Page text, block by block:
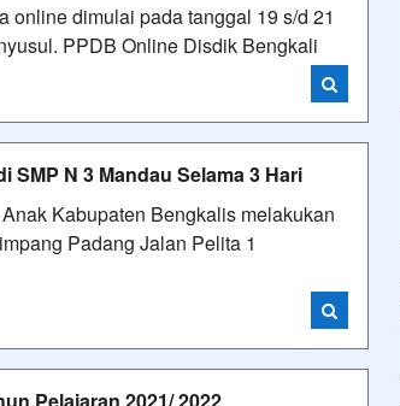
online dimulai pada tanggal 19 s/d 21
PPDB Online Disdik Bengkali
N 3 Mandau Selama 3 Hari
Kabupaten Bengkalis melakukan
Padang Jalan Pelita 1